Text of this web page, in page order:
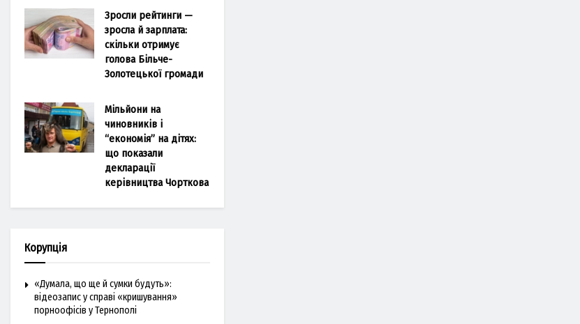
Зросли рейтинги —
зросла й зарплата:
скільки отримує
голова Більче-
Золотецької громади
Мільйони на
чиновників і
“економія” на дітях:
що показали
декларації
керівництва Чорткова
Корупція
«Думала, що ще й сумки будуть»:
відеозапис у справі «кришування»
порноофісів у Тернополі